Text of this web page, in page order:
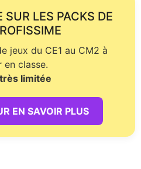
SUR LES PACKS DE
jeux du CE1 au CM2 à
en classe.
limitée
EN SAVOIR PLUS